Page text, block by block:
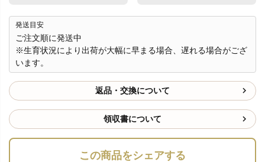
発送目安
ご注文順に発送中
※生育状況により出荷が大幅に早まる場合、遅れる場合がござ
います。
返品・交換について
領収書について
この商品をシェアする